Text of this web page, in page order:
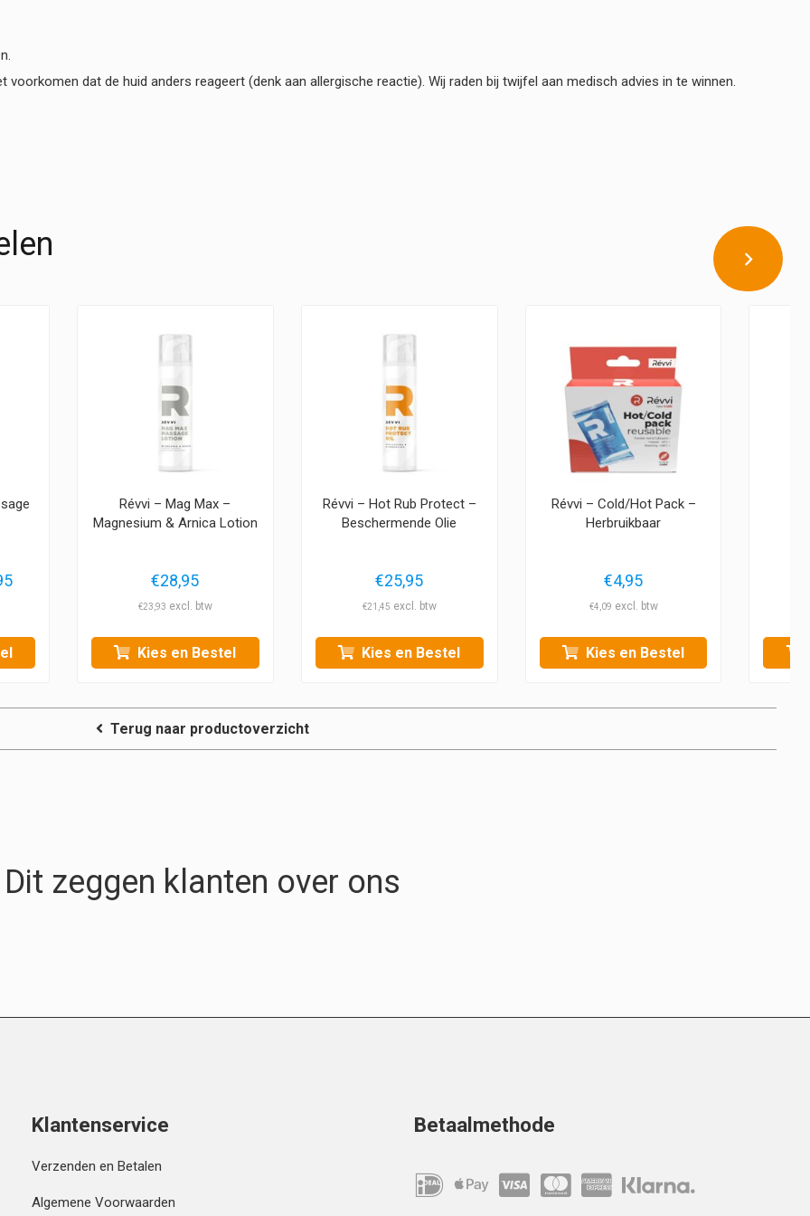
voorkomen dat de huid anders reageert (denk aan allergische reactie). Wij raden bij twijfel aan medisch advies in te winnen.
Prijsklasse:
€179,95
Révvi – Mag Max –
Magnesium & Arnica Lotion
€28,95
€23,93
Kies en Bestel
Révvi – Hot Rub Protect –
Beschermende Olie
€25,95
€21,45
Kies en Bestel
Révvi – Cold/Hot Pack –
Herbruikbaar
€4,95
€4,09
Kies en Bestel
Terug naar productoverzicht
Dit zeggen klanten over ons
Klantenservice
Verzenden en Betalen
Algemene Voorwaarden
Betaalmethode